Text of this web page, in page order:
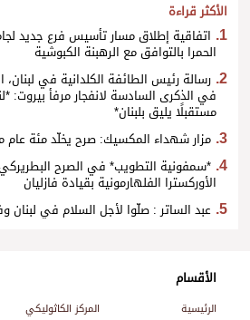
الأكثر قراءة
اتفاقية إطلاق مسار تأسيس فرع جديد
الحمرا بالتوافق مع الرهبنة الكبوشية
رسالة رئيس الطائفة الكلدانية في
في الذكرى السادسة لانفجار مرفأ بيروت:
مستقبلًا يليق بلبنان*
مزار شهداء المكسيك: صرح يخلّد مئة عام
*سمفونية التطويب* في الصرح
الأوركسترا الفلهارمونية بقيادة فازليان
عبد الساتر : صلّوا لأجل السلام في
الأقسام
الرئيسية المركز الكاثوليكي